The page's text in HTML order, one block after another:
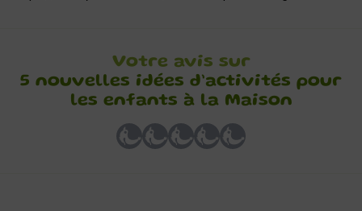
Votre avis sur
5 nouvelles idées d’activités pour
les enfants à la Maison